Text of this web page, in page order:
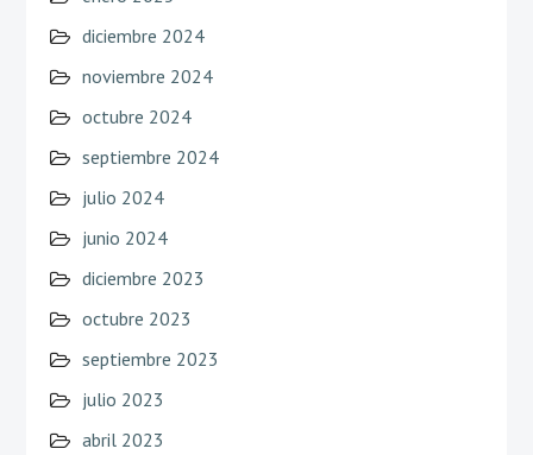
diciembre 2024
noviembre 2024
octubre 2024
septiembre 2024
julio 2024
junio 2024
diciembre 2023
octubre 2023
septiembre 2023
julio 2023
abril 2023